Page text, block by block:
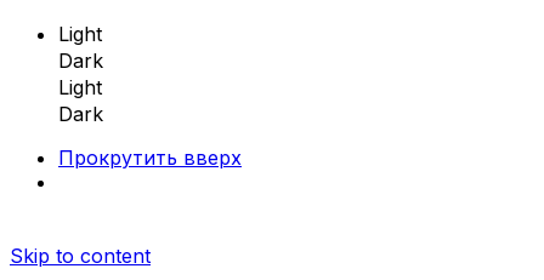
Light
Dark
Light
Dark
Прокрутить вверх
Skip to content